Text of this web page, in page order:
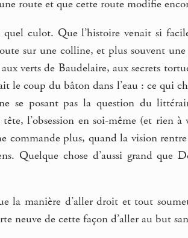
route et que cette route modifie
culot. Que l’histoire venait si
sur une colline, et plus souvent
verts de Baudelaire, aux secrets
le coup du bâton dans l’eau : ce qui
se posant pas la question du
l’obsession en soi-même (et rien
plus, quand la vision rentre
Quelque chose d’aussi grand que
la manière d’aller droit et tout
neuve de cette façon d’aller au but